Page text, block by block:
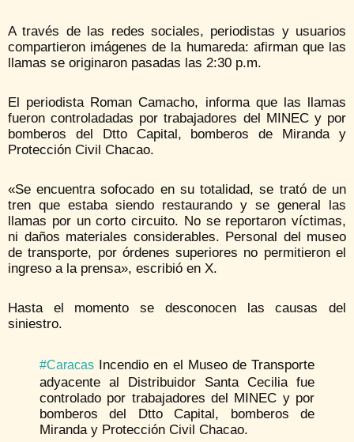
A través de las redes sociales, periodistas y usuarios
compartieron imágenes de la humareda: afirman que las
llamas se originaron pasadas las 2:30 p.m.
El periodista Roman Camacho, informa que las llamas
fueron controladadas por trabajadores del MINEC y por
bomberos del Dtto Capital, bomberos de Miranda y
Protección Civil Chacao.
«Se encuentra sofocado en su totalidad, se trató de un
tren que estaba siendo restaurando y se general las
llamas por un corto circuito. No se reportaron víctimas,
ni daños materiales considerables. Personal del museo
de transporte, por órdenes superiores no permitieron el
ingreso a la prensa», escribió en X.
Hasta el momento se desconocen las causas del
siniestro.
#Caracas Incendio en el Museo de Transporte
adyacente al Distribuidor Santa Cecilia fue
controlado por trabajadores del MINEC y por
bomberos del Dtto Capital, bomberos de
Miranda y Protección Civil Chacao.